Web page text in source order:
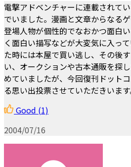
電撃アドベンチャーに連載されて
でいました。漫画と文章からなる
登場人物が個性的でなおかつ面白
く面白い描写などが大変気に入っ
た時には本屋で買い逃し、その後
い、オークションや古本通販を探
めていましたが、今回復刊ドット
る思い出投票させていただきいます
Good (1)
2004/07/16